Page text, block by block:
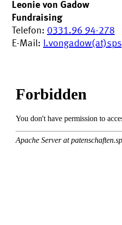
Leonie von Gadow
Fundraising
Telefon: 0331.96 94-278
E-Mail: